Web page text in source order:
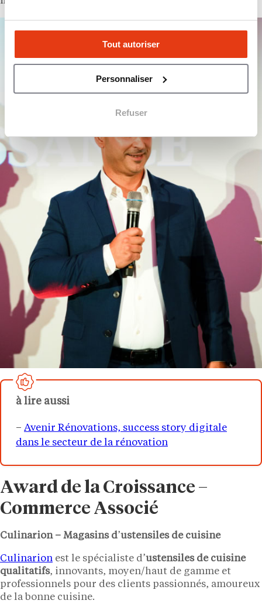
Tout autoriser
Personnaliser
Refuser
à lire aussi
– Avenir Rénovations, success story digitale
dans le secteur de la rénovation
Award de la Croissance –
Commerce Associé
Culinarion – Magasins d’ustensiles de cuisine
Culinarion est le spécialiste d’ustensiles de cuisine
qualitatifs, innovants, moyen/haut de gamme et
professionnels pour des clients passionnés, amoureux
de la bonne cuisine.